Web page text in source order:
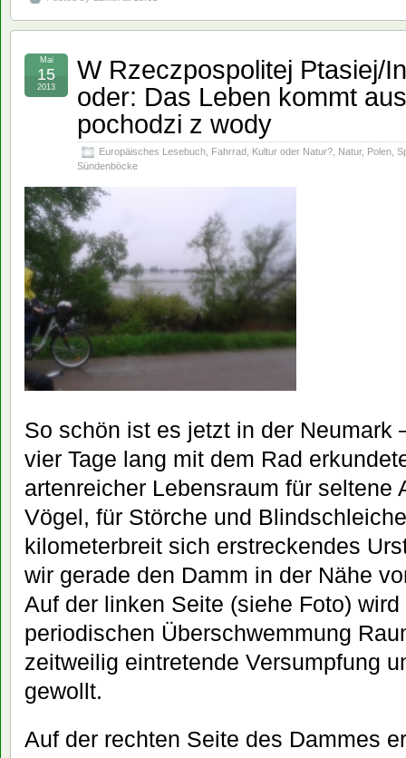
W Rzeczpospolitej Ptasiej/
oder: Das Leben kommt
pochodzi z wody
Europäisches Lesebuch, Fahrrad, Kultur oder Natur?, Natur, Polen,
Sündenböcke
Mai
15
2013
So schön ist es jetzt in der Neumark
vier Tage lang mit dem Rad
artenreicher Lebensraum für seltene
Vögel, für Störche und
kilometerbreit sich erstreckendes
wir gerade den Damm in der Nähe
Auf der linken Seite (siehe Foto)
periodischen Überschwemmung
zeitweilig eintretende Versumpfung
gewollt.
Auf der rechten Seite des Dammes